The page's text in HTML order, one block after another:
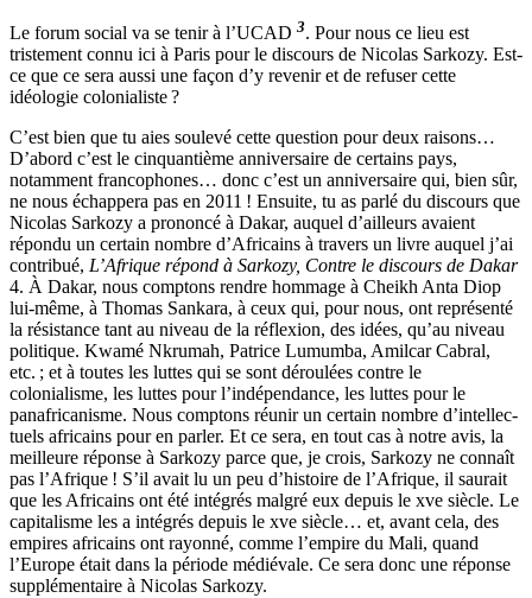
Le forum social va se tenir à l’UCAD 3. Pour nous ce lieu est
tristement connu ici à Paris pour le discours de Nicolas Sarkozy. Est-
ce que ce sera aussi une façon d’y revenir et de refuser cette
idéologie colonialiste ?
C’est bien que tu aies soulevé cette question pour deux raisons…
D’abord c’est le cinquantième anniversaire de certains pays,
notamment francophones… donc c’est un anniversaire qui, bien sûr,
ne nous échappera pas en 2011 ! Ensuite, tu as parlé du discours que
Nicolas Sarkozy a prononcé à Dakar, auquel d’ailleurs avaient
répondu un certain nombre d’Africains à travers un livre auquel j’ai
contribué, L’Afrique répond à Sarkozy, Contre le discours de Dakar
4. À Dakar, nous comptons rendre hommage à Cheikh Anta Diop
lui-même, à Thomas Sankara, à ceux qui, pour nous, ont représenté
la résis­tance tant au niveau de la réflexion, des idées, qu’au niveau
politique. Kwamé Nkrumah, Patrice Lumumba, Amilcar Cabral,
etc. ; et à toutes les luttes qui se sont déroulées contre le
colonialisme, les luttes pour l’indépendance, les luttes pour le
panafricanisme. Nous comptons réunir un certain nombre d’intellec­
tuels africains pour en parler. Et ce sera, en tout cas à notre avis, la
meilleure réponse à Sarkozy parce que, je crois, Sarkozy ne connaît
pas l’Afrique ! S’il avait lu un peu d’histoire de l’Afrique, il saurait
que les Africains ont été in­tégrés malgré eux depuis le xve siècle. Le
capitalisme les a intégrés depuis le xve siècle… et, avant cela, des
empires africains ont rayonné, comme l’empire du Mali, quand
l’Europe était dans la période médiévale. Ce sera donc une réponse
supplémentaire à Nicolas Sarkozy.